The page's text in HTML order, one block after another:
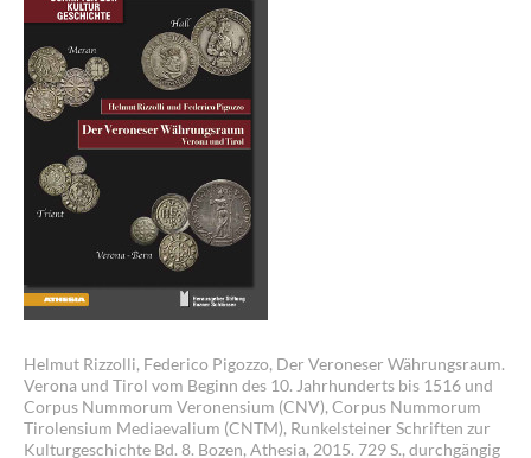
Helmut Rizzolli, Federico Pigozzo, Der Veroneser Währungsraum.
Verona und Tirol vom Beginn des 10. Jahrhunderts bis 1516 und
Corpus Nummorum Veronensium (CNV), Corpus Nummorum
Tirolensium Mediaevalium (CNTM), Runkelsteiner Schriften zur
Kulturgeschichte Bd. 8. Bozen, Athesia, 2015. 729 S., durchgängig